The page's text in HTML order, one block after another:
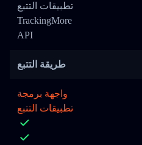
تطبيقات التتبع
TrackingMore
API
طريقة التتبع
واجهة برمجة
تطبيقات التتبع